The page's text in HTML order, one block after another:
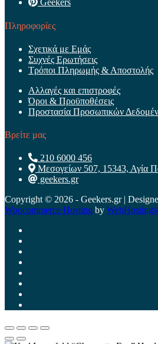
Geekers
Πληροφορίες
Σχετικά με Εμάς
Συχνές Ερωτήσεις
Τρόποι Πληρωμής & Αποστολής
Αλλαγές και επιστροφές
Όροι & Προϋποθέσεις
Προστασία Προσωπικών
Βρείτε μας
210 6000 456
Μεσογείων 507, 15343, Αγία
geekers.gr
Copyright © 2026 - Geekers.gr |
Woocommerce Hosting by